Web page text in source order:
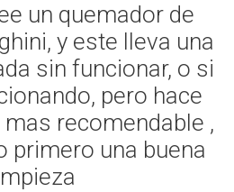
un quemador de
y este lleva una
sin funcionar, o si
pero hace
recomendable ,
primero una buena